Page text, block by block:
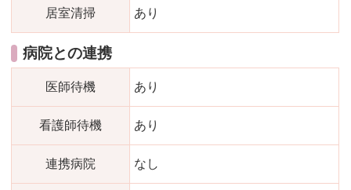
居室清掃 あり
病院との連携
医師待機 あり
看護師待機 あり
連携病院 なし